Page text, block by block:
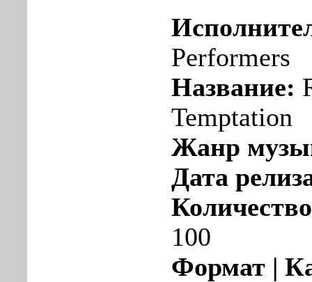
Performers
Название:
Temptation
Жанр
Дата
100
Формат |